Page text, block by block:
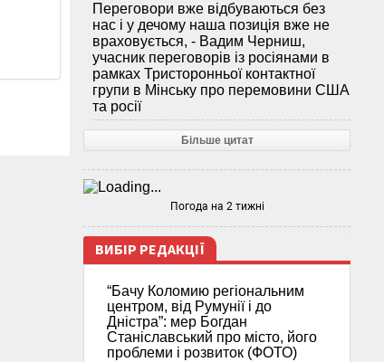
Переговори вже відбуваються без
нас і у дечому наша позиція вже не
враховується, - Вадим Черниш,
учасник переговорів із росіянами в
рамках Тристоронньої контактної
групи в Мінську про перемовини США
та росії
Більше цитат
Погода на 2 тижні
ВИБІР РЕДАКЦІЇ
“Бачу Коломию регіональним
центром, від Румунії і до
Дністра”: мер Богдан
Станіславський про місто, його
проблеми і розвиток (ФОТО)